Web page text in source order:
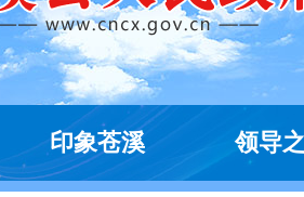
印象苍溪 领导